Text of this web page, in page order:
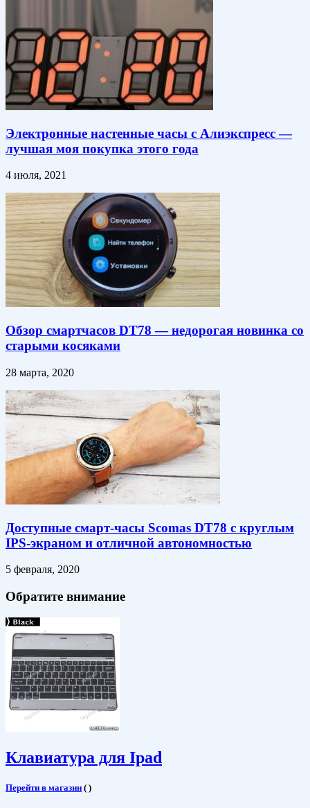
Электронные настенные часы с Алиэкспресс —
лучшая моя покупка этого года
4 июля, 2021
Обзор смартчасов DT78 — недорогая новинка со
старыми косяками
28 марта, 2020
Доступные смарт-часы Scomas DT78 с круглым
IPS-экраном и отличной автономностью
5 февраля, 2020
Обратите внимание
Клавиатура для Ipad
Перейти в магазин ( )